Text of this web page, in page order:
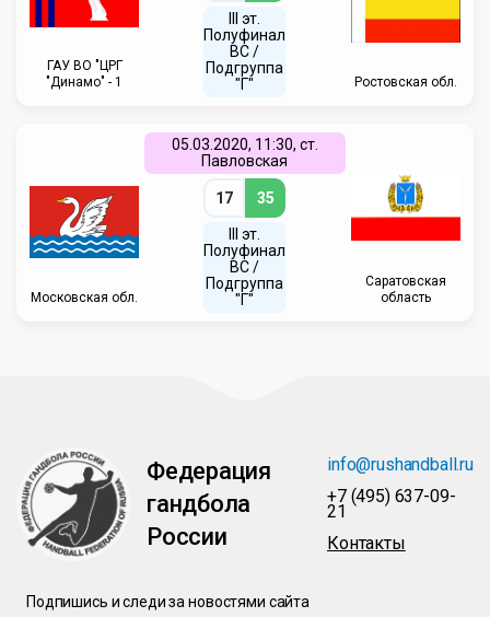
ГАУ ВО "ЦРГ
"Динамо" - 1
III эт.
Полуфинал
ВC /
Подгруппа
"Г"
Ростовская обл.
Московская обл.
05.03.2020, 11:30, ст.
Павловская
17 35
III эт.
Полуфинал
ВC /
Подгруппа
"Г"
Саратовская
область
Федерация
гандбола
России
info@rushandball.ru
+7 (495) 637-09-
21
Контакты
Подпишись и следи за новостями сайта